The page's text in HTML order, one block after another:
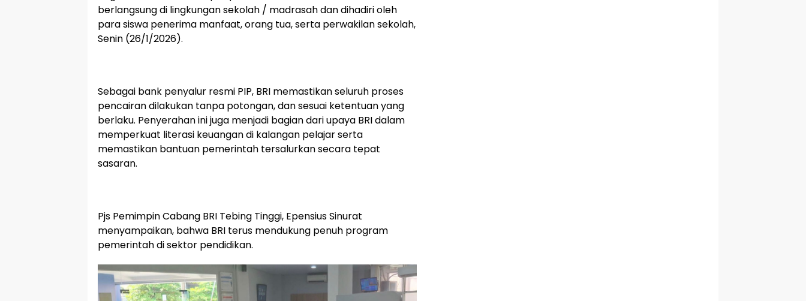
berlangsung di lingkungan sekolah / madrasah dan dihadiri oleh
para siswa penerima manfaat, orang tua, serta perwakilan sekolah,
Senin (26/1/2026).
Sebagai bank penyalur resmi PIP, BRI memastikan seluruh proses
pencairan dilakukan tanpa potongan, dan sesuai ketentuan yang
berlaku. Penyerahan ini juga menjadi bagian dari upaya BRI dalam
memperkuat literasi keuangan di kalangan pelajar serta
memastikan bantuan pemerintah tersalurkan secara tepat
sasaran.
Pjs Pemimpin Cabang BRI Tebing Tinggi, Epensius Sinurat
menyampaikan, bahwa BRI terus mendukung penuh program
pemerintah di sektor pendidikan.